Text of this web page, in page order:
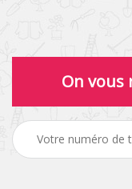
On